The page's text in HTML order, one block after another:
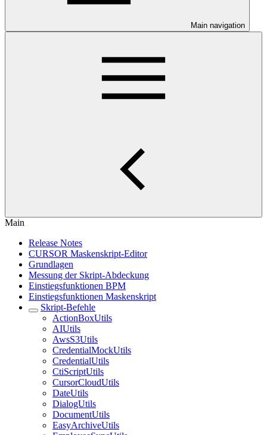
Main navigation
Main
Release Notes
CURSOR Maskenskript-Editor
Grundlagen
Messung der Skript-Abdeckung
Einstiegsfunktionen BPM
Einstiegsfunktionen Maskenskript
Skript-Befehle
ActionBoxUtils
AIUtils
AwsS3Utils
CredentialMockUtils
CredentialUtils
CtiScriptUtils
CursorCloudUtils
DateUtils
DialogUtils
DocumentUtils
EasyArchiveUtils